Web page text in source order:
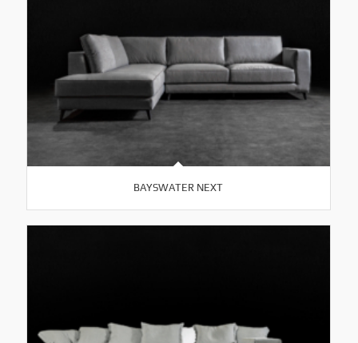
BAYSWATER NEXT